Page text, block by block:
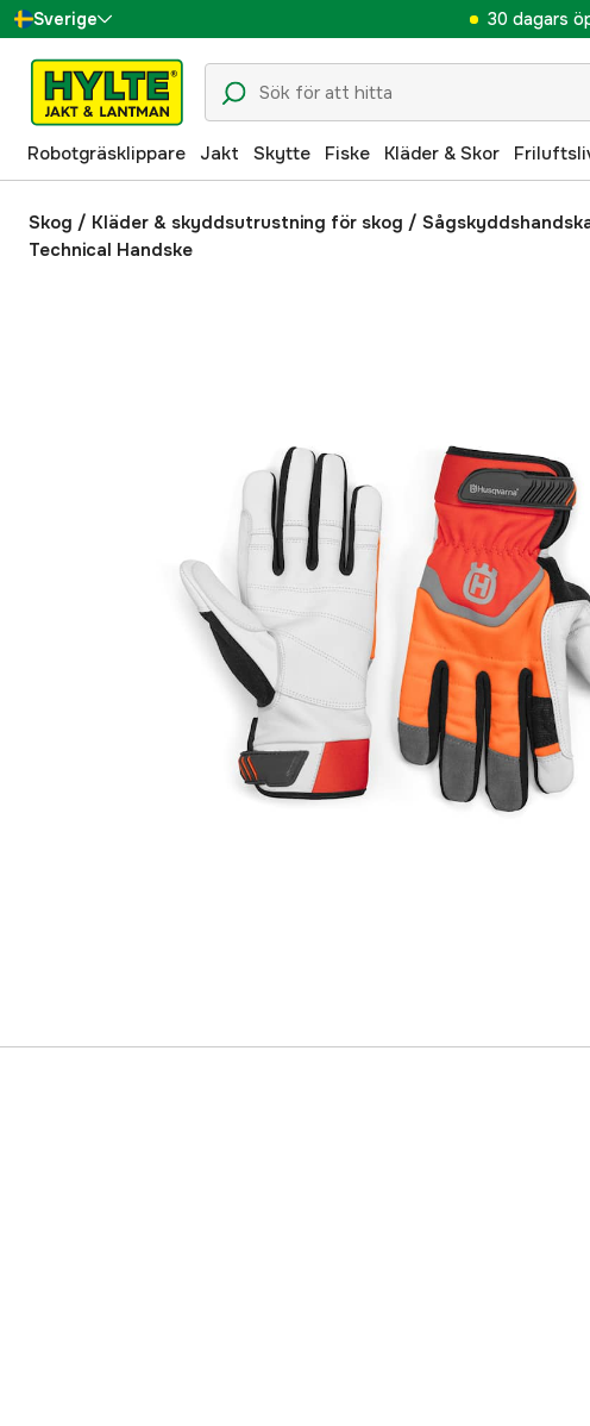
Sverige
Danmark
Suomi
Norge
Deutschland
30 dagars
Robotgräsklippare Jakt Skytte Fiske Kläder & Skor
Skog / Kläder & skyddsutrustning för skog /
Technical Handske